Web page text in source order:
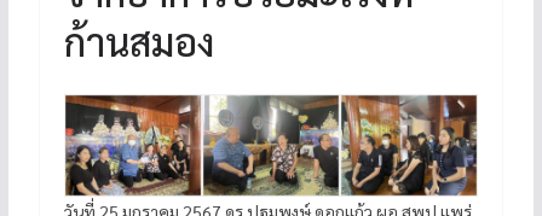
ก้านสมอง
วันที่ 25 มกราคม 2567 ดร.ปฐมพงษ์ ดอกแก้ว ผอ.สพป.แพร่